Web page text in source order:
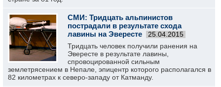
СМИ: Тридцать альпинистов
пострадали в результате схода
лавины на Эвересте
25.04.2015
Тридцать человек получили ранения на
Эвересте в результате лавины,
спровоцированной сильным
землетрясением в Непале, эпицентр которого располагался в
82 километрах к северо-западу от Катманду.